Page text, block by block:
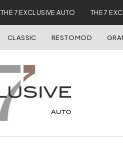
THE 7 EXCLUSIVE AUTO THE 7
CLASSIC RESTOMOD